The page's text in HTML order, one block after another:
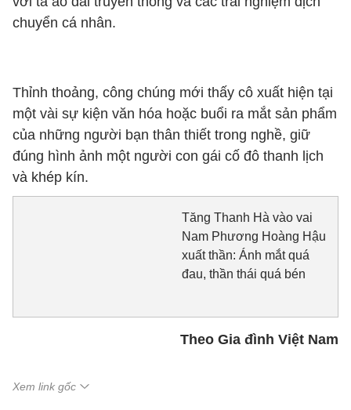
chuyển cá nhân.
Thỉnh thoảng, công chúng mới thấy cô xuất hiện tại
một vài sự kiện văn hóa hoặc buổi ra mắt sản phẩm
của những người bạn thân thiết trong nghề, giữ
đúng hình ảnh một người con gái cố đô thanh lịch
và khép kín.
Tăng Thanh Hà vào vai
Nam Phương Hoàng Hậu
xuất thần: Ánh mắt quá
đau, thần thái quá bén
Theo Gia đình Việt Nam
Xem link gốc